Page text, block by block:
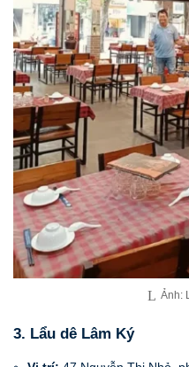
Ảnh:
3. Lẩu dê Lâm Ký